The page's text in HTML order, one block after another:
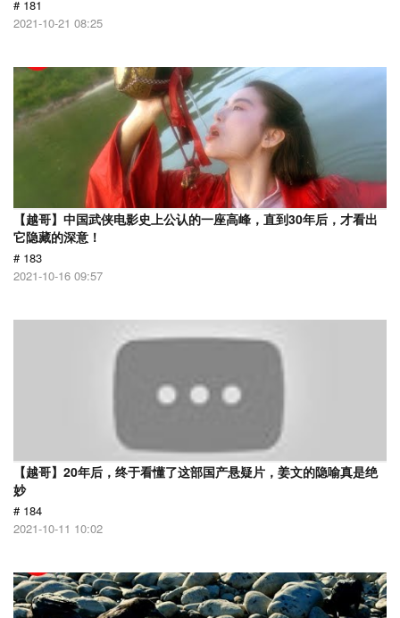
# 181
2021-10-21 08:25
【越哥】中国武侠电影史上公认的一座高峰，直到30年后，才看出
它隐藏的深意！
# 183
2021-10-16 09:57
【越哥】20年后，终于看懂了这部国产悬疑片，姜文的隐喻真是绝
妙
# 184
2021-10-11 10:02